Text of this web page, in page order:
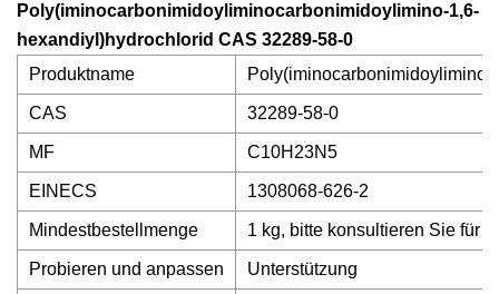
Poly(iminocarbonimidoyliminocarbonimidoylimino-1,6-
hexandiyl)hydrochlorid CAS 32289-58-0
Produktname
CAS 32289-58-0
MF C10H23N5
EINECS 1308068-626-2
Mindestbestellmenge 1 kg, bitte konsultieren Sie für
Probieren und anpassen Unterstützung